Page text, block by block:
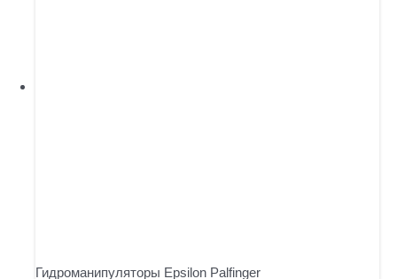
Гидроманипуляторы Epsilon Palfinger